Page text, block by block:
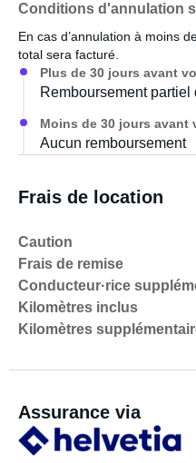
Conditions d'annulation
En cas d’annulation à moins
total sera facturé.
Plus de 30 jours avant
Remboursement partiel
Moins de 30 jours avant
Aucun remboursement
Frais de location
Caution
Frais de remise
Conducteur·rice
Kilomètres inclus
Kilomètres
Assurance via